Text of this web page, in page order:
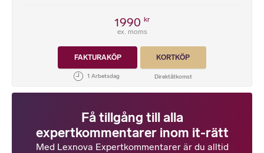
1990 kr
ex. moms
FAKTURAKÖP KORTKÖP
Få tillgång till alla
expertkommentarer inom it-rätt
Med Lexnova Expertkommentarer är du alltid